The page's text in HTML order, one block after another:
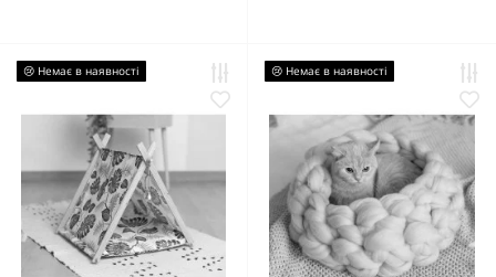
😢 Немає в наявності 😢 Немає в наявності